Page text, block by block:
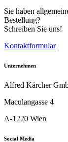
Sie haben
Bestellung?
Schreiben Sie uns!
Kontaktformular
Unternehmen
Alfred Kärcher
Maculangasse 4
A-1220 Wien
Social Media